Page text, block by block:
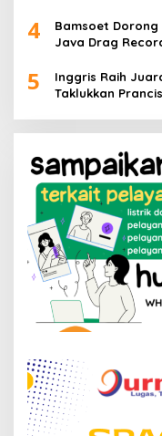
4
Bamsoet
Java Drag
5
Inggris Raih
Taklukkan